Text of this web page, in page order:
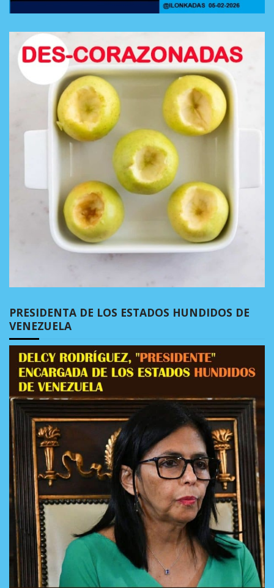
PRESIDENTA DE LOS ESTADOS HUNDIDOS DE
VENEZUELA